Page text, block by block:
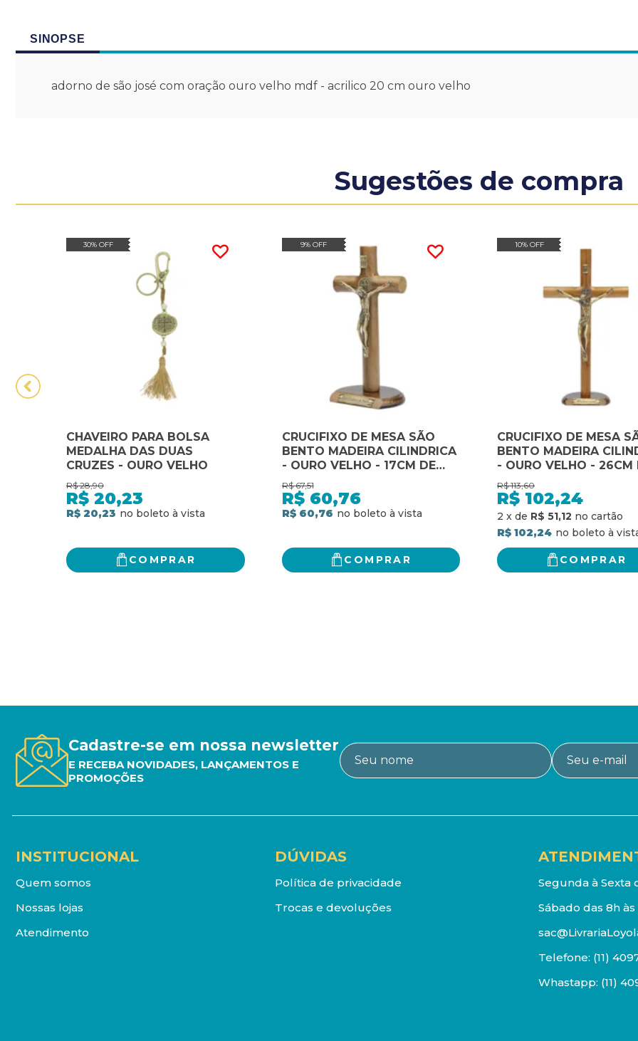
SINOPSE
adorno de são josé com oração ouro velho mdf - acrilico 20 cm ouro velho
Sugestões de compra
30% OFF
CHAVEIRO PARA BOLSA
MEDALHA DAS DUAS
CRUZES - OURO VELHO
R$ 28,90
R$ 20,23
R$ 20,23
COMPRAR
9% OFF
CRUCIFIXO DE MESA SÃO
BENTO MADEIRA CILINDRICA
- OURO VELHO - 17CM DE
ALTURA
R$ 67,51
R$ 60,76
R$ 60,76
COMPRAR
10% OFF
CRUCIFIXO DE MESA
BENTO MADEIRA
- OURO VELHO - 26CM
ALTURA
R$ 113,60
R$ 102,24
2 x de R$ 51,12
R$ 102,24
COMPRAR
Cadastre-se em nossa newsletter
E RECEBA NOVIDADES, LANÇAMENTOS E
PROMOÇÕES
INSTITUCIONAL
Quem somos
Nossas lojas
Atendimento
DÚVIDAS
Política de privacidade
Trocas e devoluções
Segunda à Sexta
Sábado das 8h às
Telefone: (11)
Whastapp: (11)